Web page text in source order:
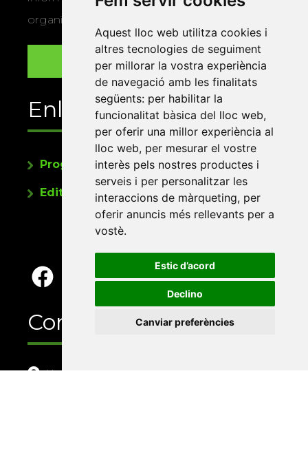
Aquest lloc web utilitza cookies i
altres tecnologies de seguiment
per millorar la vostra experiència
de navegació amb les finalitats
següents: per habilitar la
funcionalitat bàsica del lloc web,
per oferir una millor experiència al
lloc web, per mesurar el vostre
interès pels nostres productes i
serveis i per personalitzar les
interaccions de màrqueting, per
oferir anuncis més rellevants per a
vostè.
Estic d’acord
Declino
Canviar preferències
organitza la Xarxa Vives.
Enllaços
Programa de publicacions
Editorials universitàries a Twitter
Contacte
Xarxa Vives d'Universitats